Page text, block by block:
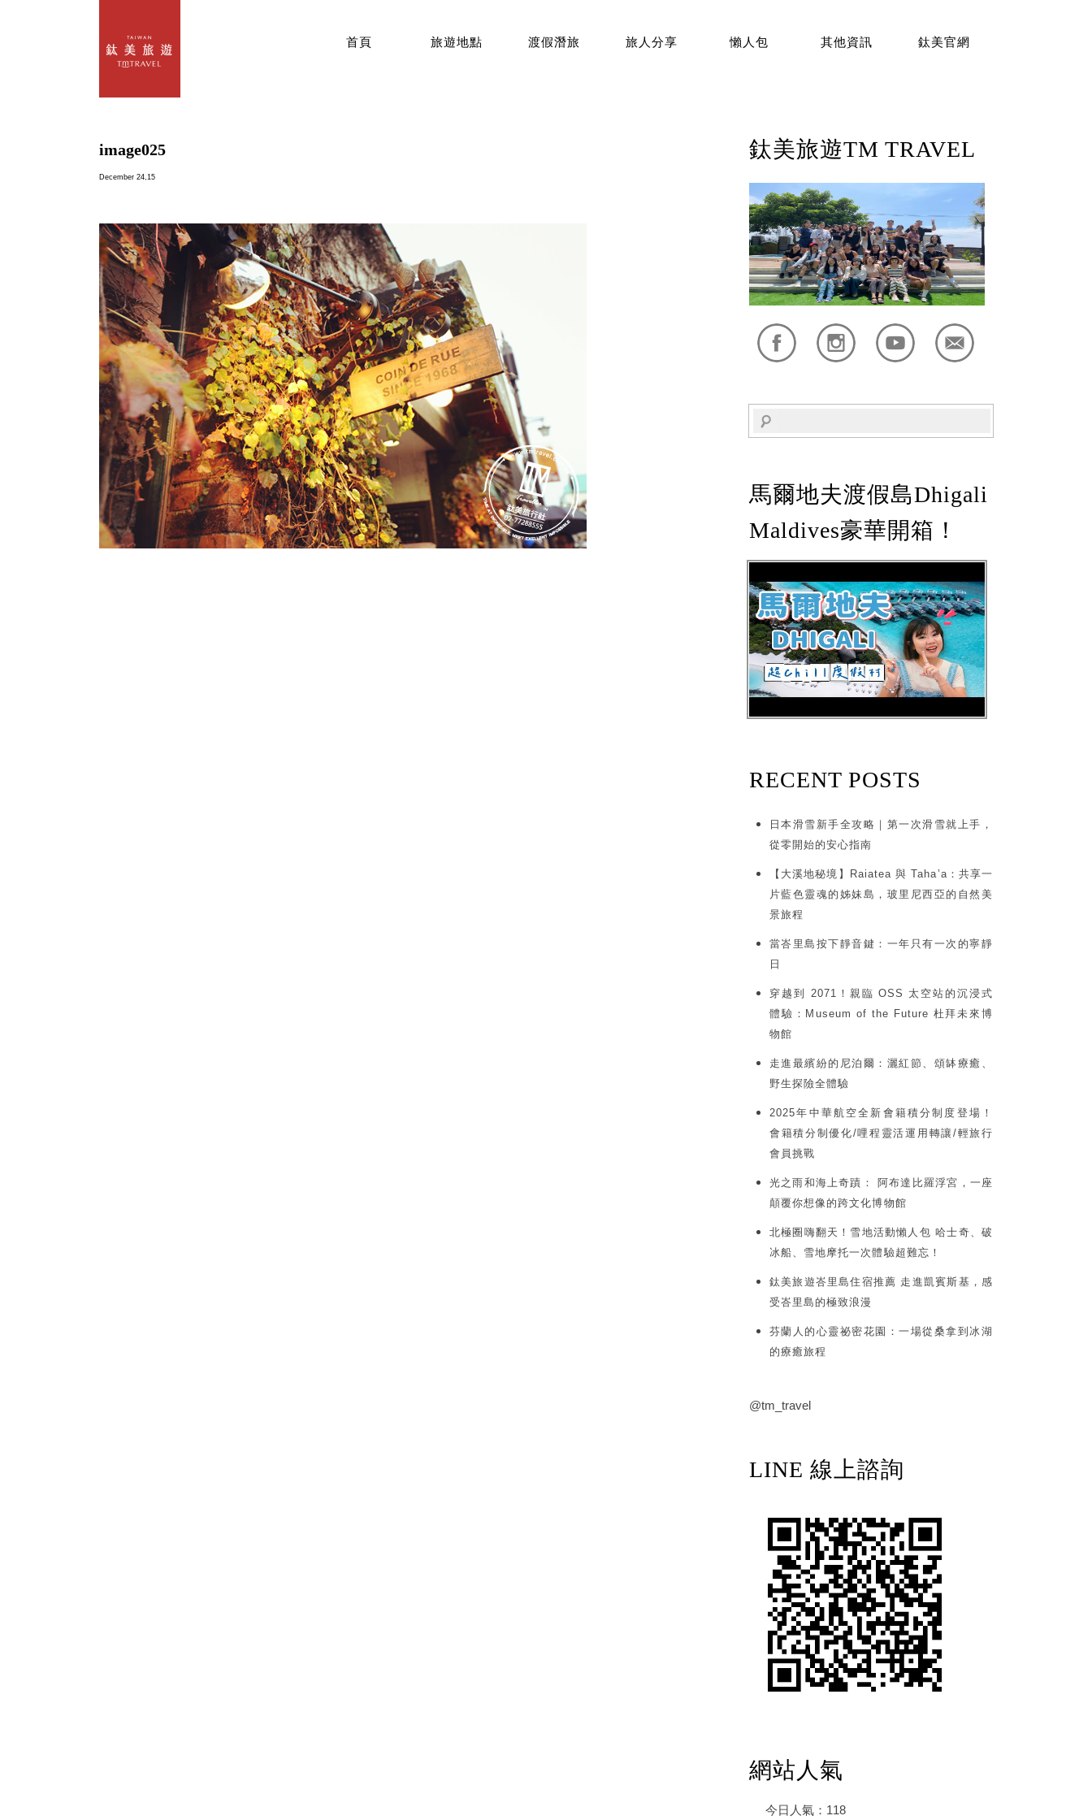
首頁 旅遊地點 渡假潛旅 旅人分享 懶人包 其他資訊 鈦美官網
image025
December 24,15
鈦美旅遊TM TRAVEL
馬爾地夫渡假島Dhigali
Maldives豪華開箱！
RECENT POSTS
日本滑雪新手全攻略｜第一次滑雪就上手，
從零開始的安心指南
【大溪地秘境】Raiatea 與 Taha’a：共享一
片藍色靈魂的姊妹島，玻里尼西亞的自然美
景旅程
當峇里島按下靜音鍵：一年只有一次的寧靜
日
穿越到 2071！親臨 OSS 太空站的沉浸式
體驗：Museum of the Future 杜拜未來博
物館
走進最繽紛的尼泊爾：灑紅節、頌缽療癒、
野生探險全體驗
2025年中華航空全新會籍積分制度登場！
會籍積分制優化/哩程靈活運用轉讓/輕旅行
會員挑戰
光之雨和海上奇蹟： 阿布達比羅浮宮，一座
顛覆你想像的跨文化博物館
北極圈嗨翻天！雪地活動懶人包 哈士奇、破
冰船、雪地摩托一次體驗超難忘！
鈦美旅遊峇里島住宿推薦 走進凱賓斯基，感
受峇里島的極致浪漫
芬蘭人的心靈祕密花園：一場從桑拿到冰湖
的療癒旅程
@tm_travel
LINE 線上諮詢
網站人氣
今日人氣： 118